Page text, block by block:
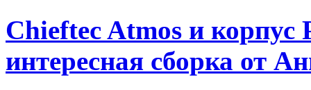
Chieftec Atmos и корпус
интересная сборка от